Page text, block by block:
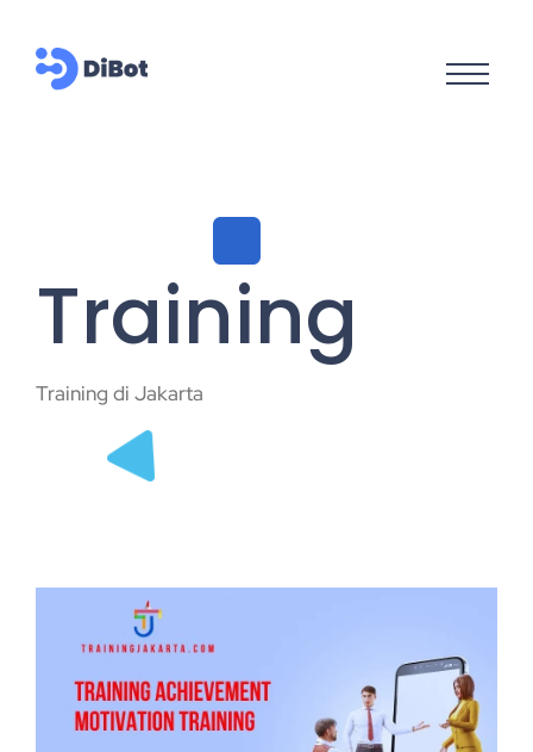
Training
Training di Jakarta